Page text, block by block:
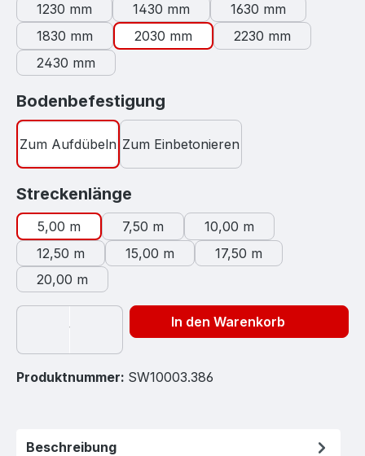
1230 mm
1430 mm
1630 mm
1830 mm
2030 mm
2230 mm
2430 mm
Bodenbefestigung
Zum Aufdübeln Zum Einbetonieren
Streckenlänge
5,00 m 7,50 m
10,00 m
12,50 m
15,00 m
17,50 m
20,00 m
In den Warenkorb
Produktnummer: SW10003.386
Beschreibung